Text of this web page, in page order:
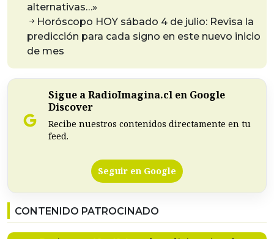
alternativas…»
Horóscopo HOY sábado 4 de julio: Revisa la
predicción para cada signo en este nuevo inicio
de mes
Sigue a RadioImagina.cl en Google
Discover
Recibe nuestros contenidos directamente en tu
feed.
Seguir en Google
CONTENIDO PATROCINADO